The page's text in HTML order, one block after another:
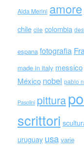
Alda Merini amore
chile cile colombia
espana fotografia
made in italy messico
México nobel pablo
Pasolini pittura
scrittori
uruguay usa varie